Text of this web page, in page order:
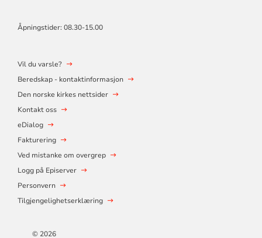
Åpningstider: 08.30-15.00
Vil du varsle?
Beredskap - kontaktinformasjon
Den norske kirkes nettsider
Kontakt oss
eDialog
Fakturering
Ved mistanke om overgrep
Logg på Episerver
Personvern
Tilgjengelighetserklæring
© 2026